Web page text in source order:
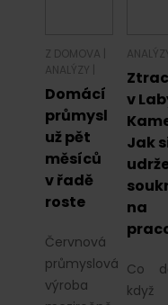
Z DOMOVA
ANALÝZY
Domácí
průmysl
už pět
měsíců
v řadě
roste
Červnová
průmyslová
výroba
v
Jak
na
Co